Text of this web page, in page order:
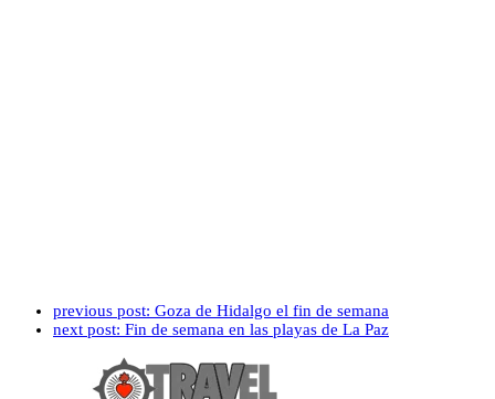
previous post: Goza de Hidalgo el fin de semana
next post: Fin de semana en las playas de La Paz